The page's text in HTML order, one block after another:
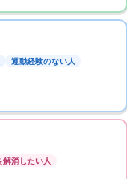
運動経験のない人
解消したい人